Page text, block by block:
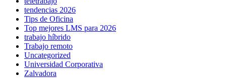
tendencias 2026
Tips de Oficina
Top mejores LMS para 2026
trabajo híbrido
Trabajo remoto
Uncategorized
Universidad Corporativa
Zalvadora